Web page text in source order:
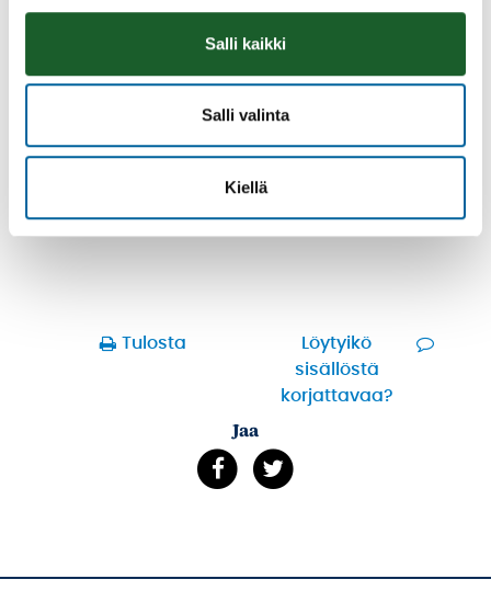
Salli kaikki
Salli valinta
Kiellä
Lue lisää
Tulosta
Löytyikö
sisällöstä
korjattavaa?
Jaa